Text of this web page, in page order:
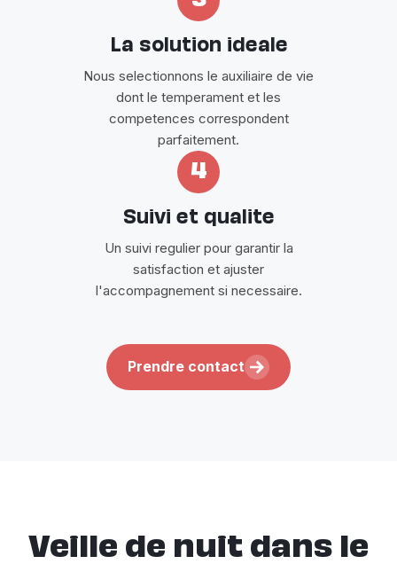
La solution ideale
Nous selectionnons le auxiliaire de vie
dont le temperament et les
competences correspondent
parfaitement.
4
Suivi et qualite
Un suivi regulier pour garantir la
satisfaction et ajuster
l'accompagnement si necessaire.
Prendre contact
Veille de nuit dans le